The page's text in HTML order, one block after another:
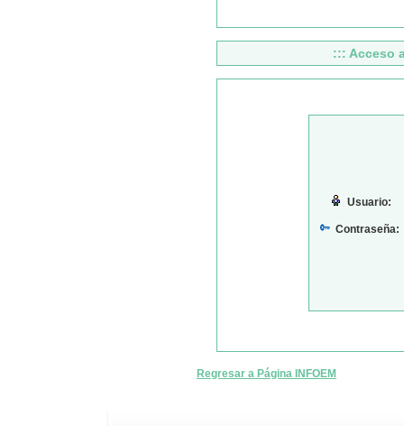
::: Acceso
Usuario:
Contraseña:
Regresar a Página INFOEM